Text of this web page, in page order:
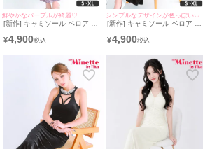
鮮やかなパープルが綺麗♡
[新作] キャミソール ベロア シ
(みのり着用/S~XLサイズ対応) |
myMinette/マイミネット
¥4,900
シンプルなデザインが色っぽい♡
[新作] キャミソール ベロア シ
(ねおん着用/S~XLサイズ対応) |
myMinette/マイミネット
¥4,900